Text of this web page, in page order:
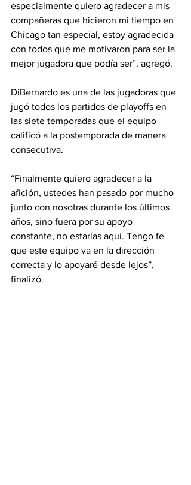
especialmente quiero agradecer a mis
compañeras que hicieron mi tiempo en
Chicago tan especial, estoy agradecida
con todos que me motivaron para ser la
mejor jugadora que podía ser”, agregó.
DiBernardo es una de las jugadoras que
jugó todos los partidos de playoffs en
las siete temporadas que el equipo
calificó a la postemporada de manera
consecutiva.
“Finalmente quiero agradecer a la
afición, ustedes han pasado por mucho
junto con nosotras durante los últimos
años, sino fuera por su apoyo
constante, no estarías aquí. Tengo fe
que este equipo va en la dirección
correcta y lo apoyaré desde lejos”,
finalizó.